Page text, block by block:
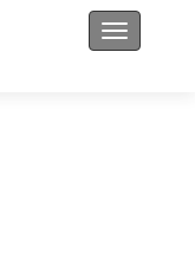
Przełącz